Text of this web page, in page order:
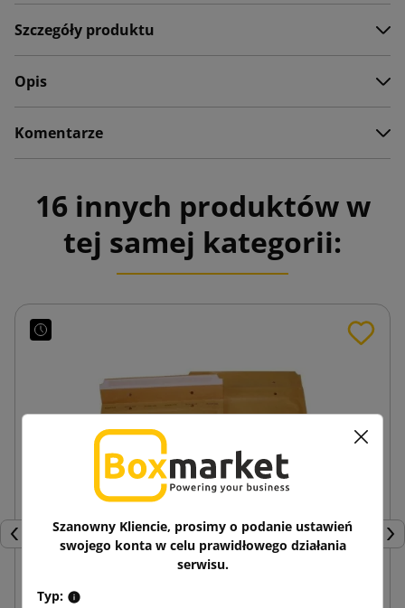
Szczegóły produktu
Opis
Komentarze
16 innych produktów w
tej samej kategorii:
Poprzedni
Szanowny Kliencie, prosimy o podanie ustawień
swojego konta w celu prawidłowego działania
serwisu.
Typ: